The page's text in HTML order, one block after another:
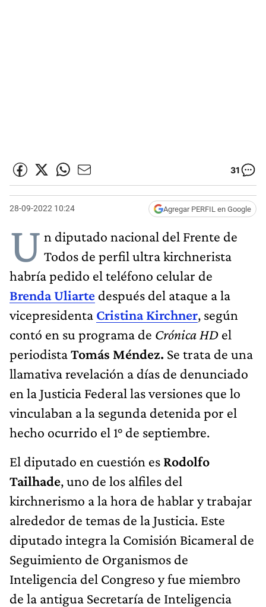
31
28-09-2022 10:24 Agregar PERFIL en Google
U n diputado nacional del Frente de
Todos de perfil ultra kirchnerista
habría pedido el teléfono celular de
Brenda Uliarte después del ataque a la
vicepresidenta Cristina Kirchner, según
contó en su programa de Crónica HD el
periodistaTomás Méndez. Se trata de una
llamativa revelación a días de denunciado
en la Justicia Federal las versiones que lo
vinculaban a la segunda detenida por el
hecho ocurrido el 1° de septiembre.
El diputado en cuestión es Rodolfo
Tailhade, uno de los alfiles del
kirchnerismo a la hora de hablar y trabajar
alrededor de temas de la Justicia. Este
diputado integra la Comisión Bicameral de
Seguimiento de Organismos de
Inteligencia del Congreso y fue miembro
de la antigua Secretaría de Inteligencia